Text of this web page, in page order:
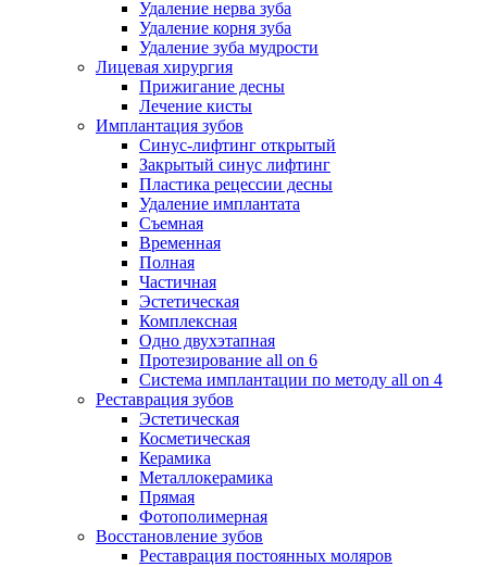
Удаление нерва зуба
Удаление корня зуба
Удаление зуба мудрости
Лицевая хирургия
Прижигание десны
Лечение кисты
Имплантация зубов
Синус-лифтинг открытый
Закрытый синус лифтинг
Пластика рецессии десны
Удаление имплантата
Съемная
Временная
Полная
Частичная
Эстетическая
Комплексная
Одно двухэтапная
Протезирование all on 6
Система имплантации по методу all on 4
Реставрация зубов
Эстетическая
Косметическая
Керамика
Металлокерамика
Прямая
Фотополимерная
Восстановление зубов
Реставрация постоянных моляров